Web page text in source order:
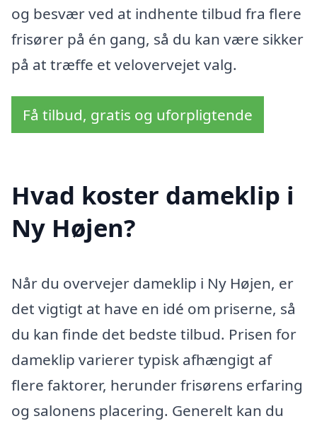
og besvær ved at indhente tilbud fra flere
frisører på én gang, så du kan være sikker
på at træffe et velovervejet valg.
Få tilbud, gratis og uforpligtende
Hvad koster dameklip i
Ny Højen?
Når du overvejer dameklip i Ny Højen, er
det vigtigt at have en idé om priserne, så
du kan finde det bedste tilbud. Prisen for
dameklip varierer typisk afhængigt af
flere faktorer, herunder frisørens erfaring
og salonens placering. Generelt kan du